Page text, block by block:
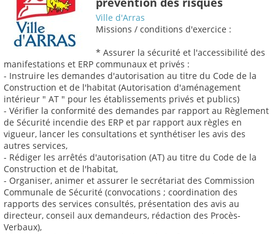
Ville d'Arras
Missions / conditions d'exercice :
* Assurer la sécurité et l'accessibilité des
manifestations et ERP communaux et privés :
- Instruire les demandes d'autorisation au titre du Code de la
Construction et de l'habitat (Autorisation d'aménagement
intérieur " AT " pour les établissements privés et publics)
- Vérifier la conformité des demandes par rapport au Règlement
de Sécurité incendie des ERP et par rapport aux règles en
vigueur, lancer les consultations et synthétiser les avis des
autres services,
- Rédiger les arrêtés d'autorisation (AT) au titre du Code de la
Construction et de l'habitat,
- Organiser, animer et assurer le secrétariat des Commission
Communale de Sécurité (convocations ; coordination des
rapports des services consultés, présentation des avis au
directeur, conseil aux demandeurs, rédaction des Procès-
Verbaux),